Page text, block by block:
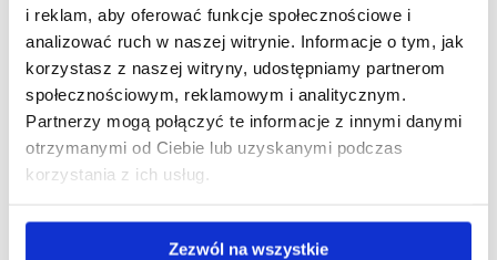
i reklam, aby oferować funkcje społecznościowe i
analizować ruch w naszej witrynie. Informacje o tym, jak
korzystasz z naszej witryny, udostępniamy partnerom
społecznościowym, reklamowym i analitycznym.
Partnerzy mogą połączyć te informacje z innymi danymi
otrzymanymi od Ciebie lub uzyskanymi podczas
korzystania z ich usług.
Zezwól na wszystkie
Termin: 2019-11-18
Miejsce: Budynek B2 s.266
Prowadzący seminarium: dr hab. Barbara Pękala,prof. UR; dr
Autor referatu: mgr inż. Dawid Kosior